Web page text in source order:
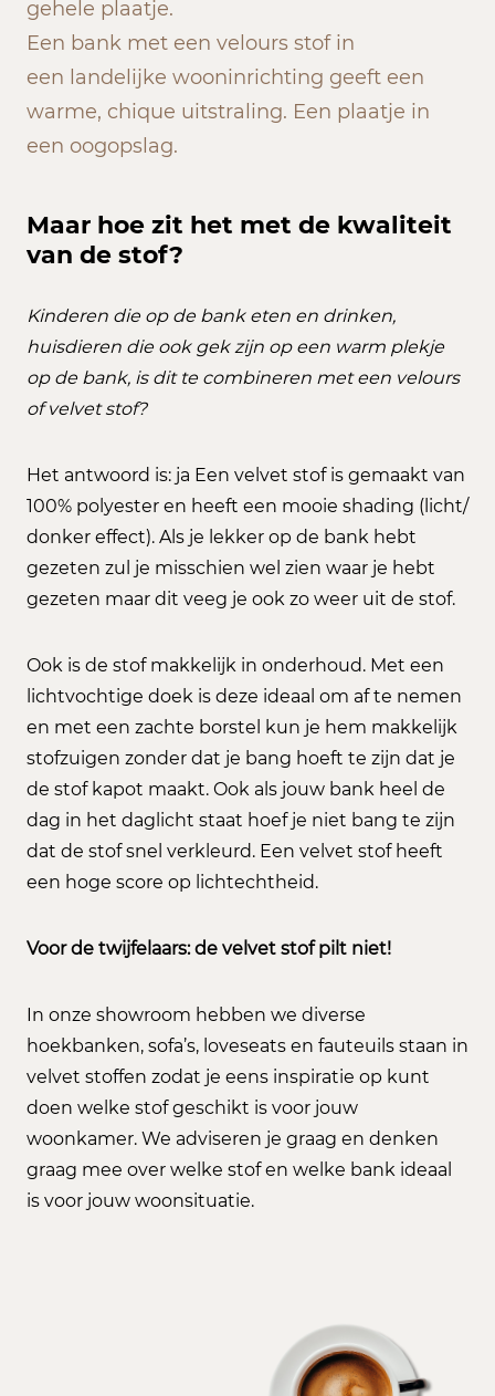
gehele plaatje.
Een bank met een velours stof in
een landelijke wooninrichting geeft een
warme, chique uitstraling. Een plaatje in
een oogopslag.
Maar hoe zit het met de kwaliteit
van de stof?
Kinderen die op de bank eten en drinken,
huisdieren die ook gek zijn op een warm plekje
op de bank, is dit te combineren met een velours
of velvet stof?
Het antwoord is: ja Een velvet stof is gemaakt van
100% polyester en heeft een mooie shading (licht/
donker effect). Als je lekker op de bank hebt
gezeten zul je misschien wel zien waar je hebt
gezeten maar dit veeg je ook zo weer uit de stof.
Ook is de stof makkelijk in onderhoud. Met een
lichtvochtige doek is deze ideaal om af te nemen
en met een zachte borstel kun je hem makkelijk
stofzuigen zonder dat je bang hoeft te zijn dat je
de stof kapot maakt. Ook als jouw bank heel de
dag in het daglicht staat hoef je niet bang te zijn
dat de stof snel verkleurd. Een velvet stof heeft
een hoge score op lichtechtheid.
Voor de twijfelaars: de velvet stof pilt niet!
In onze showroom hebben we diverse
hoekbanken, sofa’s, loveseats en fauteuils staan in
velvet stoffen zodat je eens inspiratie op kunt
doen welke stof geschikt is voor jouw
woonkamer. We adviseren je graag en denken
graag mee over welke stof en welke bank ideaal
is voor jouw woonsituatie.